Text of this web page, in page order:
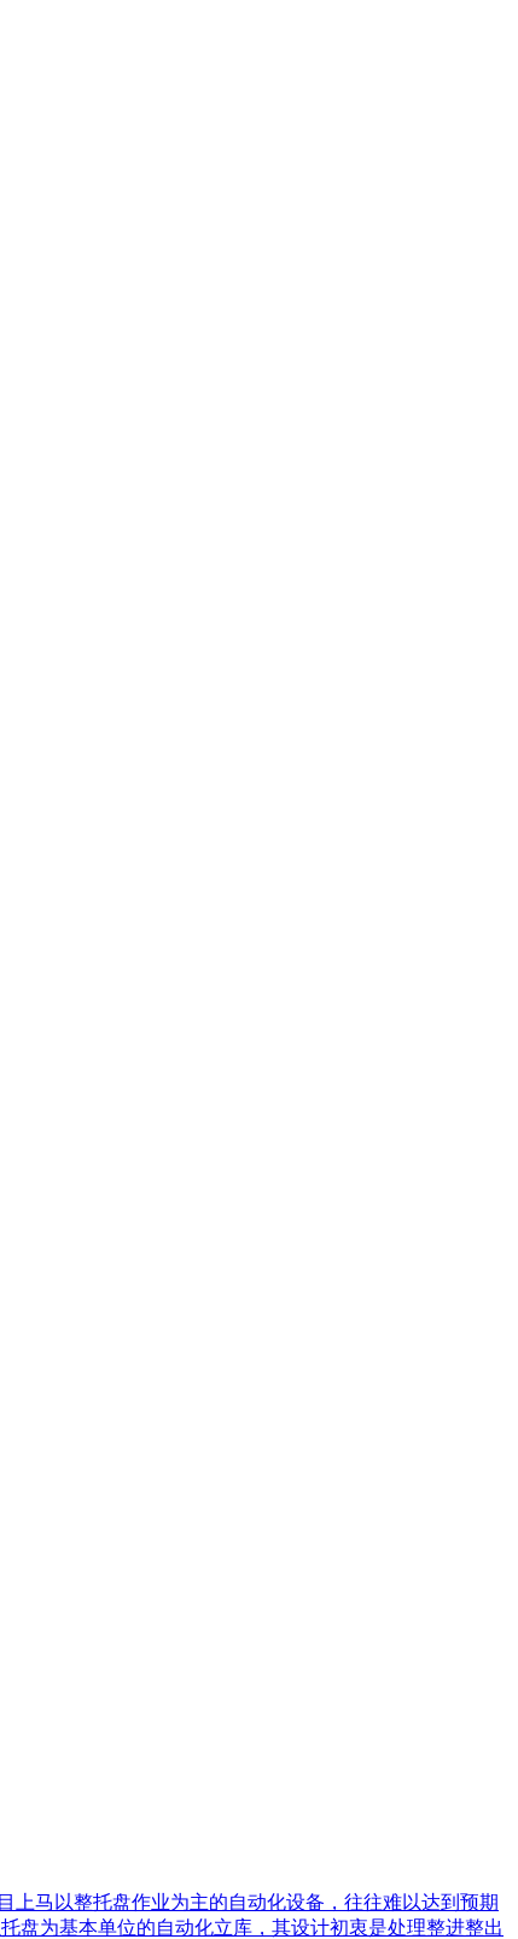
马以整托盘作业为主的自动化设备，往往难以达到预期
盘为基本单位的自动化立库，其设计初衷是处理整进整出